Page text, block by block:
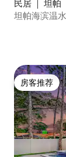
民居 ｜ 坦帕
坦帕海滨温
房客推荐
房客推荐